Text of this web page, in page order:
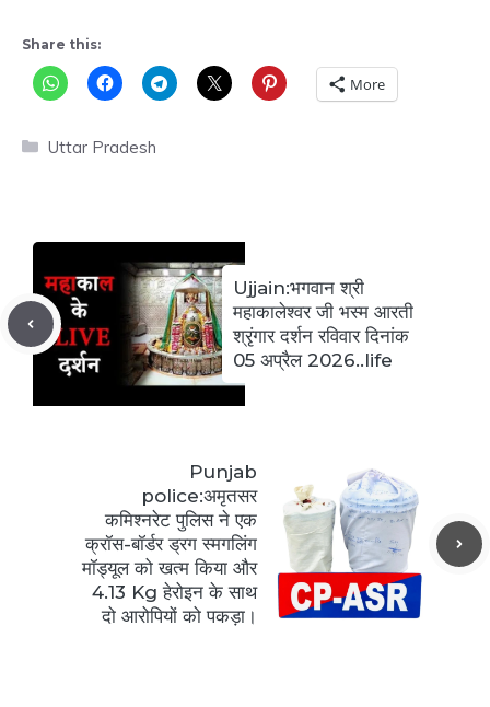
Share this:
More
Categories
Uttar Pradesh
Ujjain:भगवान श्री
महाकालेश्वर जी भस्म आरती
श्रृंगार दर्शन रविवार दिनांक
05 अप्रैल 2026..life
Punjab
police:अमृतसर
कमिश्नरेट पुलिस ने एक
क्रॉस-बॉर्डर ड्रग स्मगलिंग
मॉड्यूल को खत्म किया और
4.13 Kg हेरोइन के साथ
दो आरोपियों को पकड़ा।